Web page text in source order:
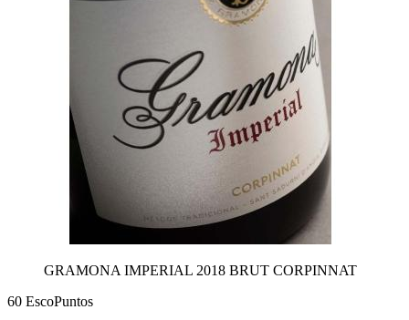
GRAMONA IMPERIAL 2018 BRUT CORPINNAT
60 EscoPuntos